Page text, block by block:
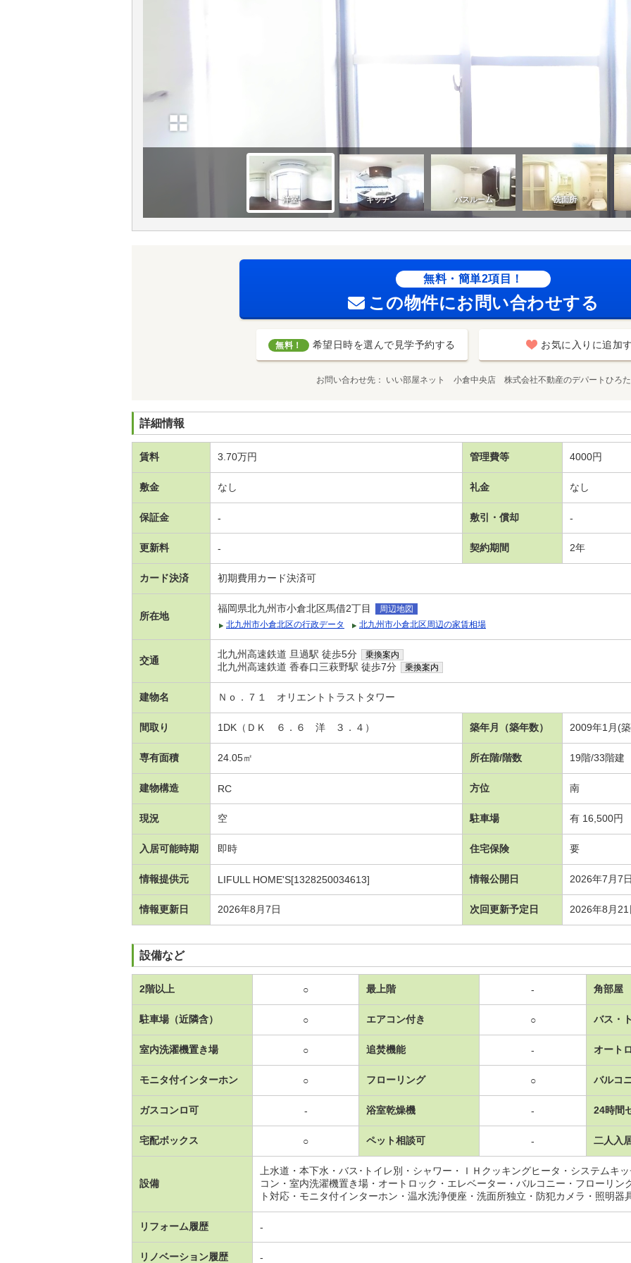
無料・簡単2項目！
この物件にお問い合わせする
無料！ 希望日時を選んで見学予約する お気に入りに追加
お問い合わせ先 いい部屋ネット 小倉中央店 株式会社不動産のデパートひろた
詳細情報
賃料 3.70万円 管理費等 4000円
敷金 なし 礼金 なし
保証金 - 敷引・償却 -
更新料 - 契約期間 2年
カード決済 初期費用カード決済可
所在地
福岡県北九州市小倉北区馬借2丁目
周辺地図
北九州市小倉北区の行政データ
北九州市小倉北区周辺の家賃相場
交通
北九州高速鉄道 旦過駅 徒歩5分 乗換案内
北九州高速鉄道 香春口三萩野駅 徒歩7分 乗換案内
建物名 Ｎｏ．７１ オリエントトラストタワー
間取り 1DK（ＤＫ ６．６ 洋 ３．４） 築年月（築年数） 2009年1月(
専有面積 24.05㎡ 所在階/階数 19階/33階建
建物構造 RC 方位 南
現況 空 駐車場 有 16,500円
入居可能時期 即時 住宅保険 要
情報提供元 LIFULL HOME'S[1328250034613] 情報公開日 2026年7月7日
情報更新日 2026年8月7日 次回更新予定日 2026年8月21
設備など
2階以上 ○ 最上階 - 角部屋
駐車場（近隣含） ○ エアコン付き ○ バス・
室内洗濯機置き場 ○ 追焚機能 - オート
モニタ付インターホン ○ フローリング ○ バルコ
ガスコンロ可 - 浴室乾燥機 - 24時間
宅配ボックス ○ ペット相談可 - 二人入
設備
上水道・本下水・バス･トイレ別・シャワー・ＩＨクッキングヒータ・システムキ
コン・室内洗濯機置き場・オートロック・エレベーター・バルコニー・フローリン
ト対応・モニタ付インターホン・温水洗浄便座・洗面所独立・防犯カメラ・照明器
リフォーム履歴 -
リノベーション履歴 -